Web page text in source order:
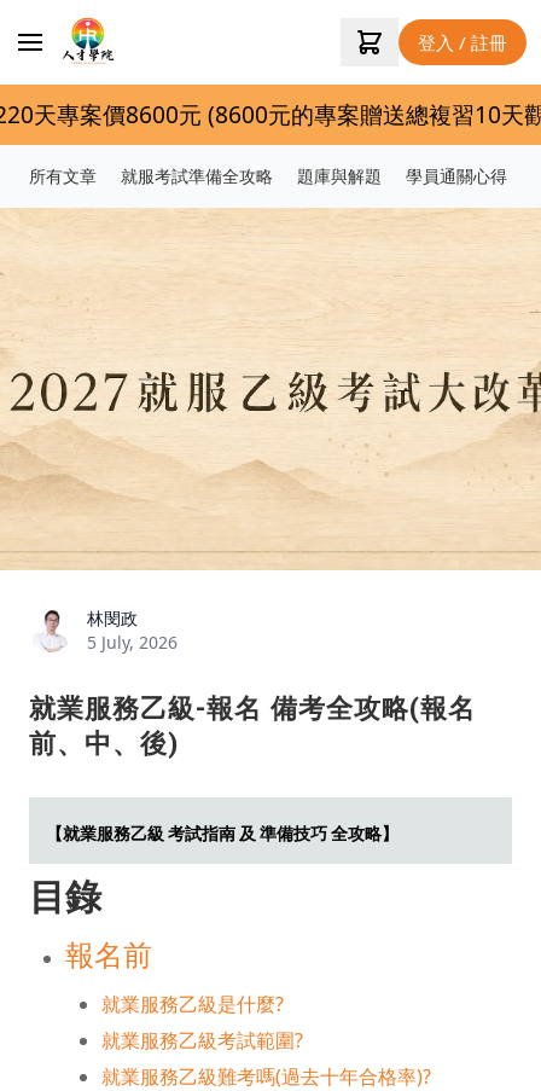
登入 / 註冊
(8600元的專案贈送總複習10天觀看權限) 115年
所有文章 就服考試準備全攻略 題庫與解題 學員通關心得
林閔政
5 July, 2026
就業服務乙級-報名 備考全攻略(報名
前、中、後)
【就業服務乙級 考試指南 及 準備技巧 全攻略】
目錄
報名前
就業服務乙級是什麼?
就業服務乙級考試範圍?
就業服務乙級難考嗎(過去十年合格率)?